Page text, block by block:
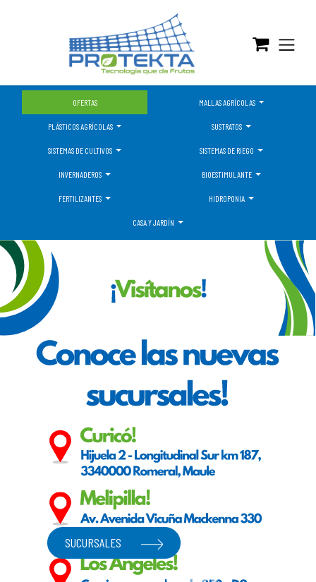
OFERTAS MALLAS AGRÍCOLAS
PLÁSTICOS AGRÍCOLAS SUSTRATOS
SISTEMAS DE CULTIVOS SISTEMAS DE RIEGO
INVERNADEROS BIOESTIMULANTE
FERTILIZANTES HIDROPONIA
CASA Y JARDÍN
UREA
Previous